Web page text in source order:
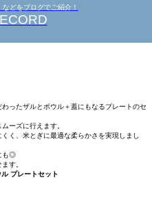
どをブログでご紹介！
ったザルとボウル＋蓋にもなるプレートのセ
ーズに行えます。
く、米とぎに最適な柔らかさを実現しまし
も◎
す。
プレートセット